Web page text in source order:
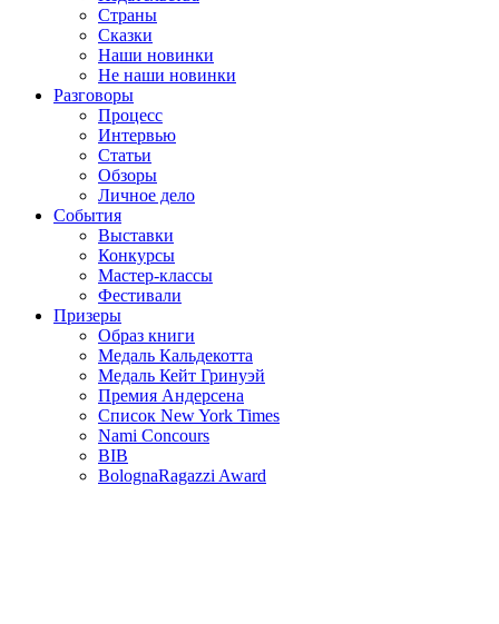
Страны
Сказки
Наши новинки
Не наши новинки
Разговоры
Процесс
Интервью
Статьи
Обзоры
Личное дело
События
Выставки
Конкурсы
Мастер-классы
Фестивали
Призеры
Образ книги
Медаль Кальдекотта
Медаль Кейт Гринуэй
Премия Андерсена
Список New York Times
Nami Concours
BIB
BolognaRagazzi Award